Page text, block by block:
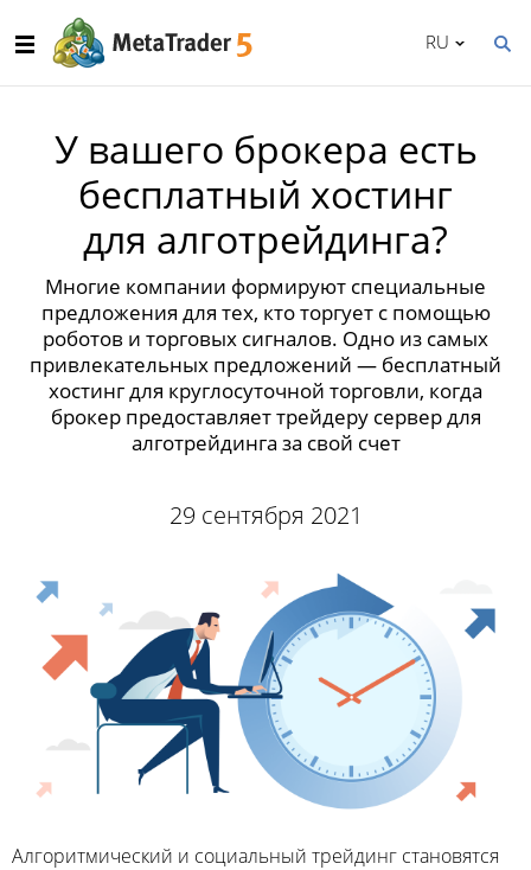
RU
У вашего брокера есть
бесплатный хостинг
для алготрейдинга?
Многие компании формируют специальные
предложения для тех, кто торгует с помощью
роботов и торговых сигналов. Одно из самых
привлекательных предложений — бесплатный
хостинг для круглосуточной торговли, когда
брокер предоставляет трейдеру сервер для
алготрейдинга за свой счет
29 сентября 2021
Алгоритмический и социальный трейдинг становятся